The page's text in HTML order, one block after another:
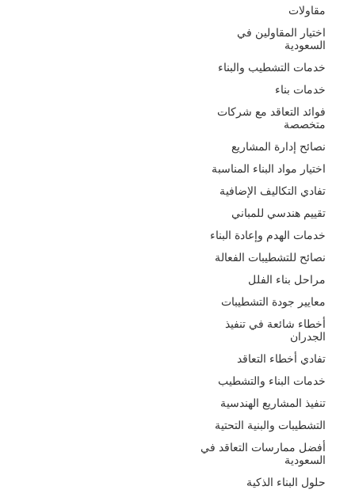
مقاولات
اختيار المقاولين في
السعودية
خدمات التشطيب والبناء
خدمات بناء
فوائد التعاقد مع شركات
متخصصة
نصائح إدارة المشاريع
اختيار مواد البناء المناسبة
تفادي التكاليف الإضافية
تقييم هندسي للمباني
خدمات الهدم وإعادة البناء
نصائح للتشطيبات الفعالة
مراحل بناء الفلل
معايير جودة التشطيبات
أخطاء شائعة في تنفيذ
الجدران
تفادي أخطاء التعاقد
خدمات البناء والتشطيب
تنفيذ المشاريع الهندسية
التشطيبات والبنية التحتية
أفضل ممارسات التعاقد في
السعودية
حلول البناء الذكية